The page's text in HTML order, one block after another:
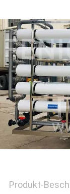
SITEMAP
PRIVACY
POLICY
Produkt-